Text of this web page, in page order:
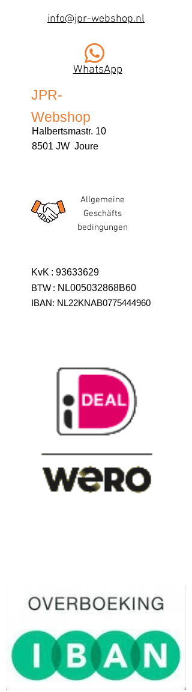
info@jpr-webshop.nl
WhatsApp
JPR-
Webshop
Halbertsmastr. 10
8501 JW Joure
Allgemeine
Geschäfts
bedingungen
KvK : 93633629
BTW : NL005032868B60
IBAN: NL22KNAB0775444960